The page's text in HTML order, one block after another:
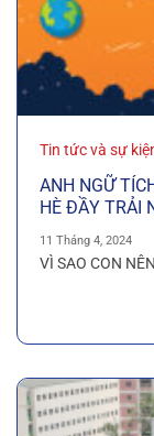
Tin tức và sự
ANH NGỮ
HÈ ĐẦY TRẢI
11 Tháng 4, 2024
VÌ SAO CON